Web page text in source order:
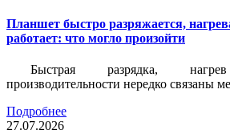
Планшет быстро разряжается,
работает: что могло произойти
Быстрая разрядка,
производительности нередко связаны
Подробнее
27.07.2026